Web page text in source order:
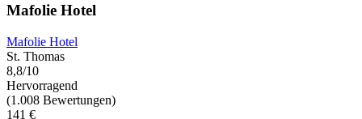
Mafolie Hotel
Mafolie Hotel
St. Thomas
8,8/10
Hervorragend
(1.008 Bewertungen)
141 €